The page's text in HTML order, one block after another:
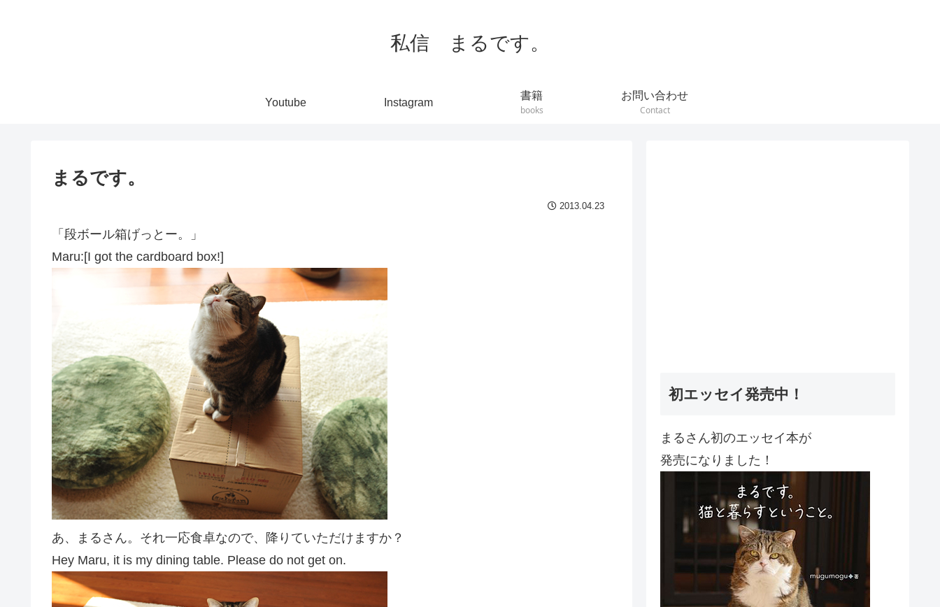
私信 まるです。
Youtube Instagram
書籍
books
お問い合わせ
Contact
まるです。
2013.04.23
「段ボール箱げっとー。」
Maru:[I got the cardboard box!]
あ、まるさん。それ一応食卓なので、降りていただけますか？
Hey Maru, it is my dining table. Please do not get on.
初エッセイ発売中！
まるさん初のエッセイ本が
発売になりました！